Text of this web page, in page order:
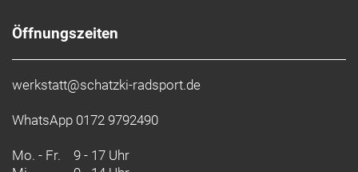
Öffnungszeiten
werkstatt@schatzki-radsport.de
WhatsApp 0172 9792490
Mo. - Fr. 9 - 17 Uhr